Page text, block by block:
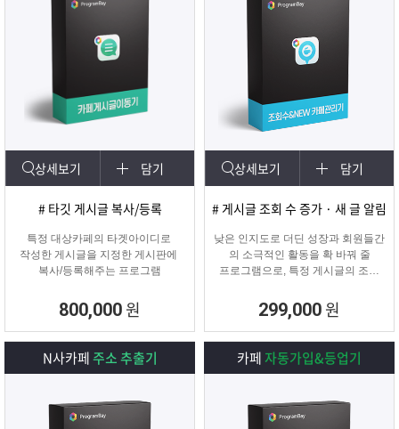
상세보기 담기
# 타깃 게시글 복사/등록
특정 대상카페의 타겟아이디로
작성한 게시글을 지정한 게시판에
복사/등록해주는 프로그램
800,000 원
상세보기 담기
# 게시글 조회 수 증가 · 새 글 알림
낮은 인지도로 더딘 성장과 회원들간
의 소극적인 활동을 확 바꿔 줄
프로그램으로, 특정 게시글의 조회
카테고리에 새 글 알림 표시기능!
299,000 원
N사카페주소 추출기 카페자동가입&등업기